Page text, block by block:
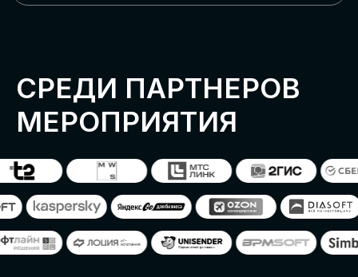
ОСТАВИТЬ
ЗАЯВКУ
Оставьте заявку, наши менеджеры